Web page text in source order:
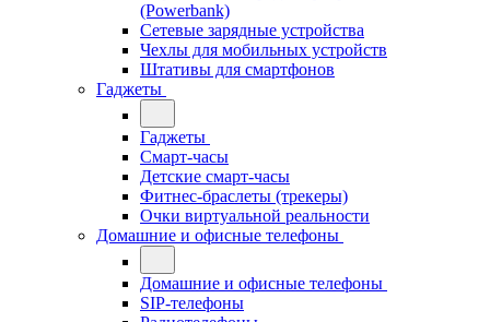
(Powerbank)
Сетевые зарядные устройства
Чехлы для мобильных устройств
Штативы для смартфонов
Гаджеты
Гаджеты
Смарт-часы
Детские смарт-часы
Фитнес-браслеты (трекеры)
Очки виртуальной реальности
Домашние и офисные телефоны
Домашние и офисные телефоны
SIP-телефоны